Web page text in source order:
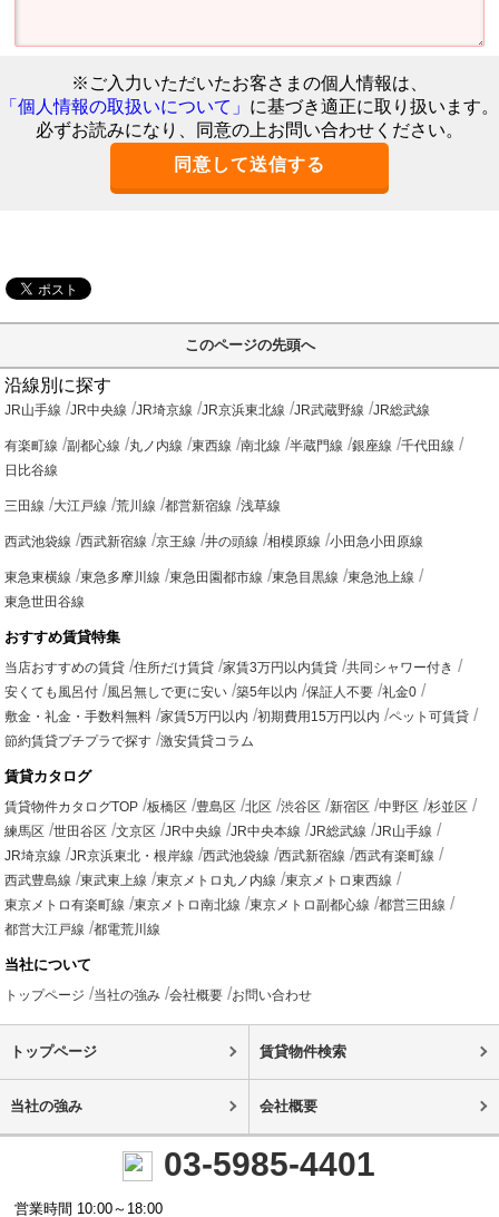
※ご入力いただいたお客さまの個人情報は、
「個人情報の取扱いについて」 に基づき適正に取り扱います。
必ずお読みになり、同意の上お問い合わせください。
このページの先頭へ
沿線別に探す
JR山手線 JR中央線 JR埼京線 JR京浜東北線 JR武蔵野線 JR総武線
有楽町線 副都心線 丸ノ内線 東西線 南北線 半蔵門線 銀座線
千代田線
日比谷線
三田線 大江戸線 荒川線 都営新宿線 浅草線
西武池袋線 西武新宿線 京王線 井の頭線 相模原線 小田急小田原線
東急東横線 東急多摩川線 東急田園都市線 東急目黒線
東急池上線
東急世田谷線
おすすめ賃貸特集
当店おすすめの賃貸 住所だけ賃貸 家賃3万円以内賃貸
共同シャワー付き
安くても風呂付
風呂無しで更に安い 築5年以内 保証人不要
礼金0
敷金・礼金・手数料無料
家賃5万円以内 初期費用15万円以内
ペット可賃貸
節約賃貸プチプラで探す
激安賃貸コラム
賃貸カタログ
賃貸物件カタログTOP 板橋区 豊島区 北区 渋谷区 新宿区 中野区
杉並区
練馬区
世田谷区 文京区 JR中央線 JR中央本線 JR総武線
JR山手線
JR埼京線
JR京浜東北・根岸線 西武池袋線 西武新宿線
西武有楽町線
西武豊島線
東武東上線 東京メトロ丸ノ内線
東京メトロ東西線
東京メトロ有楽町線
東京メトロ南北線 東京メトロ副都心線
都営三田線
都営大江戸線
都電荒川線
当社について
トップページ 当社の強み 会社概要 お問い合わせ
トップページ 賃貸物件検索
当社の強み 会社概要
03-5985-4401
営業時間 10:00～18:00